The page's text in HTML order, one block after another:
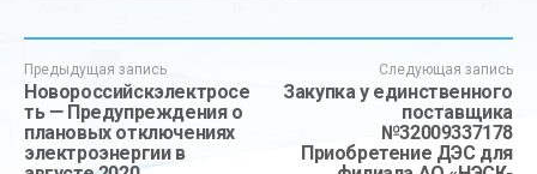
Предыдущая запись
Новороссийскэлектросе
ть — Предупреждения о
плановых отключениях
электроэнергии в
Следующая запись
Закупка у единственного
поставщика
№32009337178
Приобретение ДЭС для